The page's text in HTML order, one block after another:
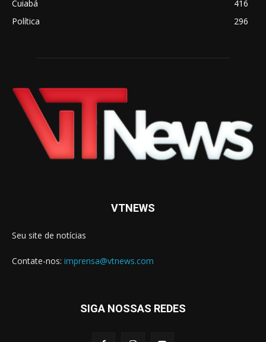
Cuiabá
416
Política
296
VTNEWS
Seu site de notícias
Contate-nos: imprensa@vtnews.com
SIGA NOSSAS REDES